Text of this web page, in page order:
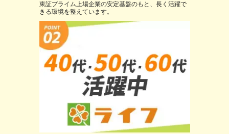
東証プライム上場企業の安定基盤のもと、長く活躍で
きる環境を整えています。